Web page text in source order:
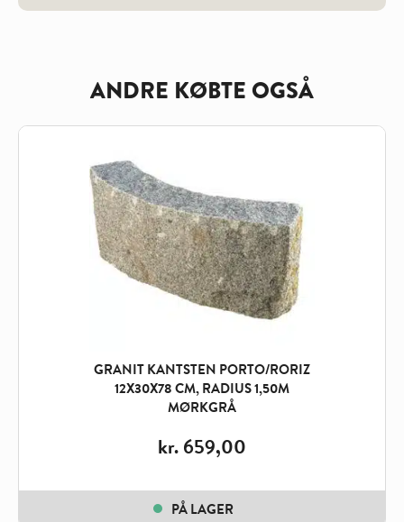
ANDRE KØBTE OGSÅ
GRANIT KANTSTEN PORTO/RORIZ
12X30X78 CM, RADIUS 1,50M
MØRKGRÅ
kr.659,00
PÅ LAGER